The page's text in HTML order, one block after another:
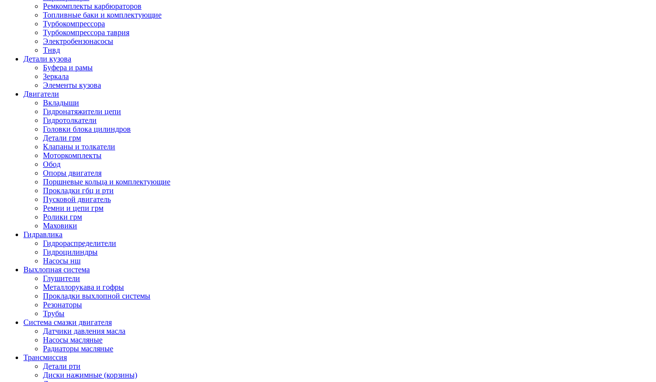
Ремкомплекты карбюраторов
Топливные баки и комплектующие
Турбокомпрессора
Турбокомпрессора таврия
Электробензонасосы
Тнвд
Детали кузова
Буфера и рамы
Зеркала
Элементы кузова
Двигатели
Вкладыши
Гидронатяжители цепи
Гидротолкатели
Головки блока цилиндров
Детали грм
Клапаны и толкатели
Моторкомплекты
Обод
Опоры двигателя
Поршневые кольца и комплектующие
Прокладки гбц и рти
Пусковой двигатель
Ремни и цепи грм
Ролики грм
Маховики
Гидравлика
Гидрораспределители
Гидроцилиндры
Насосы нш
Выхлопная система
Глушители
Металлорукава и гофры
Прокладки выхлопной системы
Резонаторы
Трубы
Система смазки двигателя
Датчики давления масла
Насосы масляные
Радиаторы масляные
Трансмиссия
Детали рти
Диски нажимные (корзины)